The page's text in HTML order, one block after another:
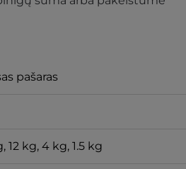
pašaras
12 kg, 4 kg, 1.5 kg